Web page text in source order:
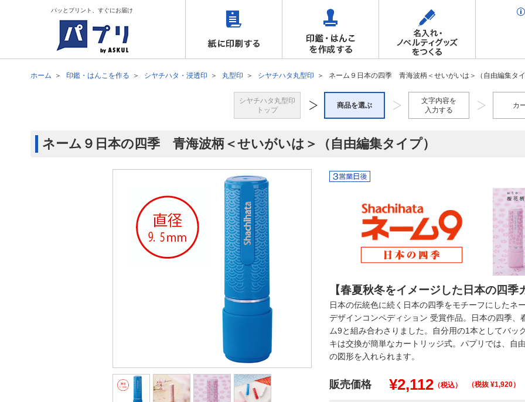
パッとプリント、すぐにお届け
ホーム 印鑑・はんこを作る シヤチハタ・浸透印 丸型印 シヤチハタ丸型印 ネーム９日本の四季 青海波柄＜せいがいは＞（自由編集タ
シヤチハタ丸型印
トップ
商品を選ぶ
文字内容を
入力する
カ
ネーム９日本の四季 青海波柄＜せいがいは＞（自由編集タイプ）
【春夏秋冬をイメージした日本の四季
日本の伝統色に続く日本の四季をモチーフにしたネ
デザインコンペディション 受賞作品。日本の四季
ム9と組み合わさりました。自分用の1本としてバッ
キは交換が簡単なカートリッジ式。パプリでは、自
の図形を入れられます。
販売価格 ¥2,112 （税込） （税抜 ¥1,920）